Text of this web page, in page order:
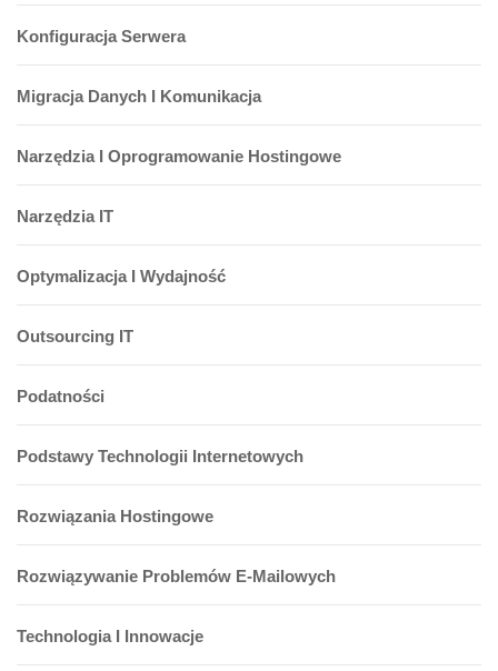
Konfiguracja Serwera
Migracja Danych I Komunikacja
Narzędzia I Oprogramowanie Hostingowe
Narzędzia IT
Optymalizacja I Wydajność
Outsourcing IT
Podatności
Podstawy Technologii Internetowych
Rozwiązania Hostingowe
Rozwiązywanie Problemów E-Mailowych
Technologia I Innowacje